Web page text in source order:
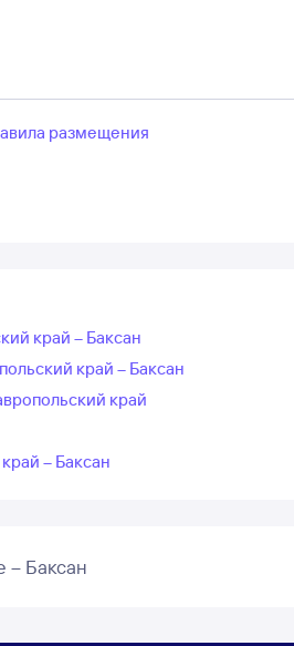
размещения
край – Баксан
край – Баксан
край
– Баксан
– Баксан